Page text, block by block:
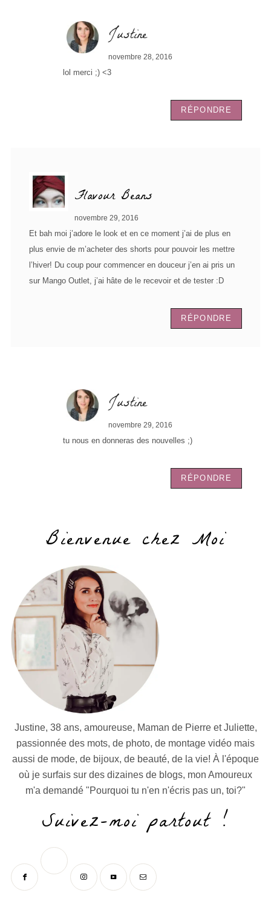
Justine
novembre 28, 2016
lol merci ;) <3
RÉPONDRE
Flavour Beans
novembre 29, 2016
Et bah moi j’adore le look et en ce moment j’ai de plus en
plus envie de m’acheter des shorts pour pouvoir les mettre
l’hiver! Du coup pour commencer en douceur j’en ai pris un
sur Mango Outlet, j’ai hâte de le recevoir et de tester :D
RÉPONDRE
Justine
novembre 29, 2016
tu nous en donneras des nouvelles ;)
RÉPONDRE
Bienvenue chez Moi
Justine, 38 ans, amoureuse, Maman de Pierre et Juliette,
passionnée des mots, de photo, de montage vidéo mais
aussi de mode, de bijoux, de beauté, de la vie! À l'époque
où je surfais sur des dizaines de blogs, mon Amoureux
m'a demandé "Pourquoi tu n'en n'écris pas un, toi?"
Suivez-moi partout !